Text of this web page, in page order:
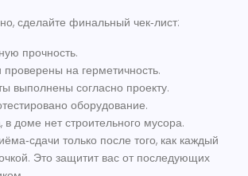
сделайте финальный чек‑лист:
прочность.
на герметичность.
выполнены согласно проекту.
оборудование.
доме нет строительного мусора.
только после того, как каждый
Это защитит вас от последующих